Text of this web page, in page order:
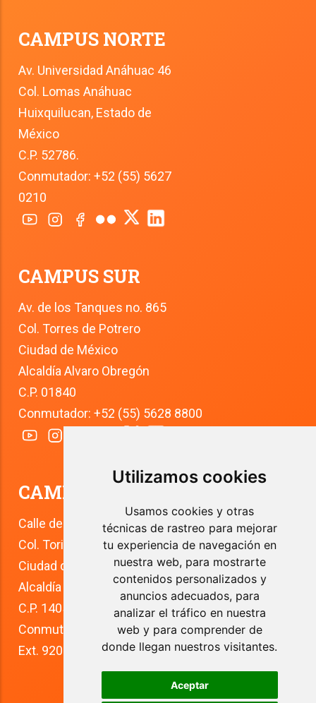
Utilizamos cookies
Usamos cookies y otras
técnicas de rastreo para mejorar
tu experiencia de navegación en
nuestra web, para mostrarte
contenidos personalizados y
anuncios adecuados, para
analizar el tráfico en nuestra
web y para comprender de
donde llegan nuestros visitantes.
Aceptar
CAMPUS NORTE
Av. Universidad Anáhuac 46
Col. Lomas Anáhuac
Huixquilucan, Estado de
México
C.P. 52786.
Conmutador: +52 (55) 5627
0210
CAMPUS SUR
Av. de los Tanques no. 865
Col. Torres de Potrero
Ciudad de México
Alcaldía Alvaro Obregón
C.P. 01840
Conmutador: +52 (55) 5628 8800
CAMPUS TLALPAN
Calle del Río 4
Col. Toriello Guerra
Ciudad de México
Alcaldía Tlalpan
C.P. 14050
Conmutador: +52 (55) 5627 0210
Ext. 9200